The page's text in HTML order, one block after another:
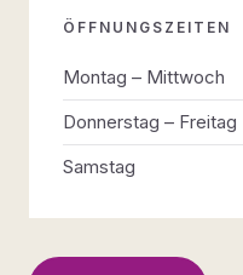
ÖFFNUNGSZEITEN
Montag – Mittwoch
Donnerstag – Freitag
Samstag